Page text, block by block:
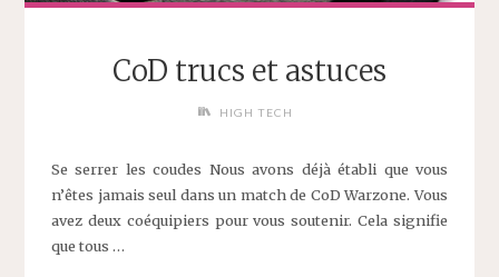
CoD trucs et astuces
HIGH TECH
Se serrer les coudes Nous avons déjà établi que vous
n’êtes jamais seul dans un match de CoD Warzone. Vous
avez deux coéquipiers pour vous soutenir. Cela signifie
que tous …